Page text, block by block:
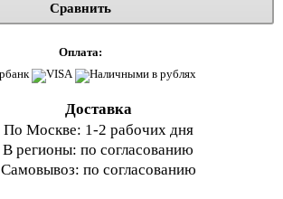
Сравнить
Оплата:
Доставка
По Москве: 1-2 рабочих дня
В регионы: по согласованию
Самовывоз: по согласованию